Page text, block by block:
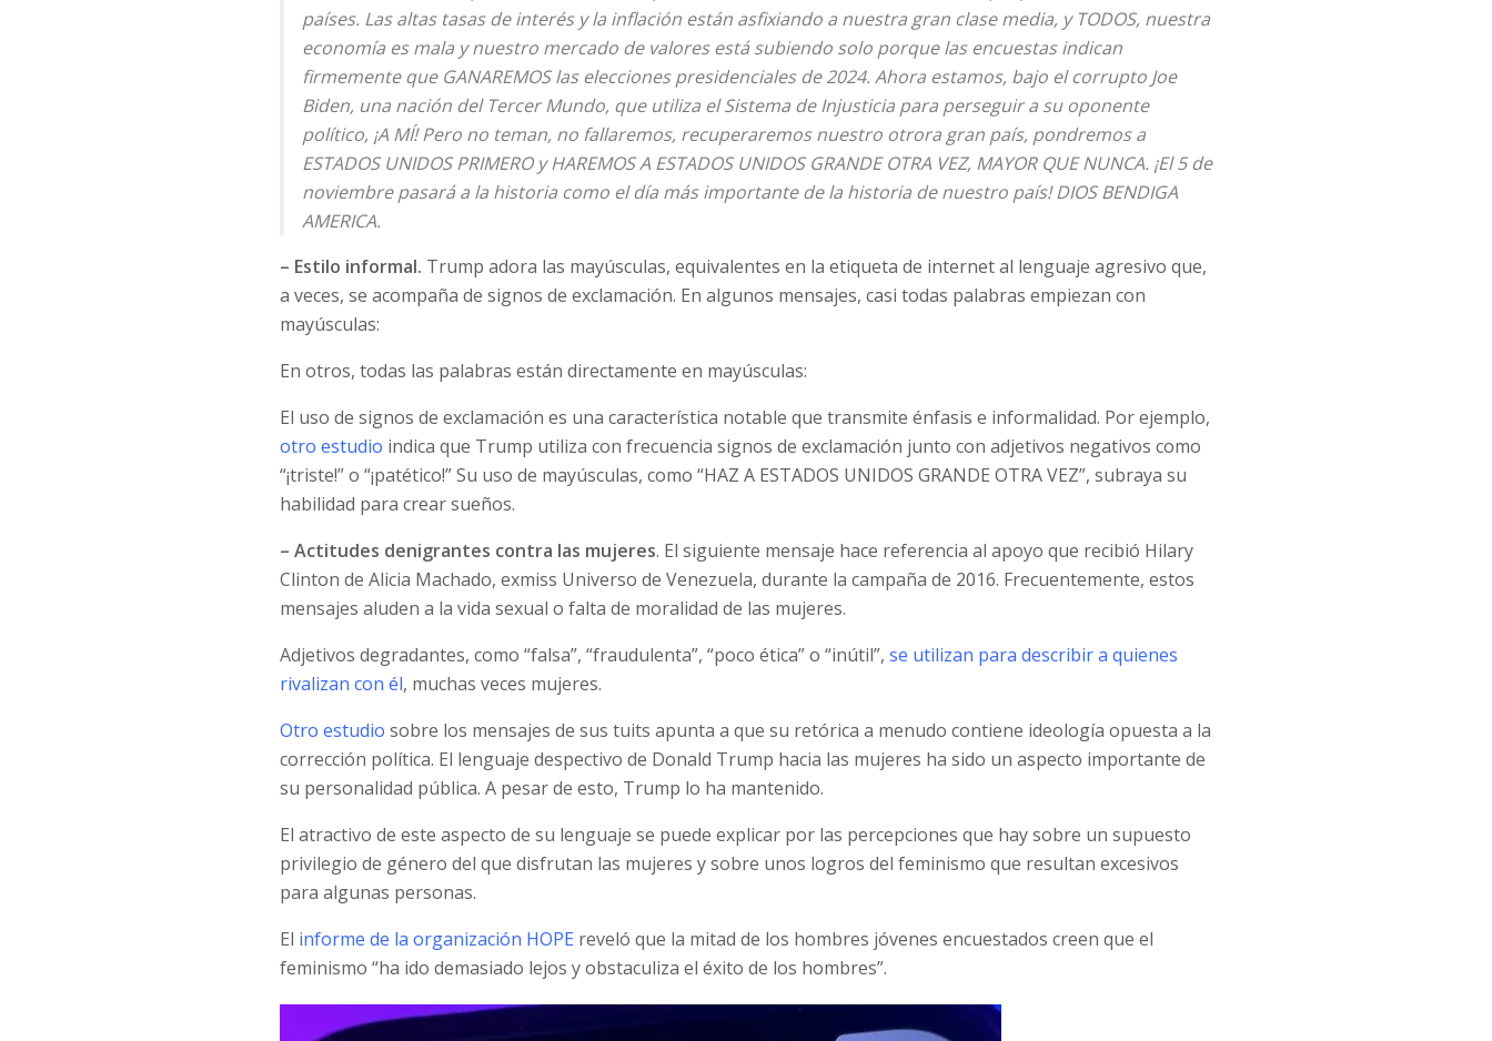
países. Las altas tasas de interés y la inflación están asfixiando a nuestra gran clase media, y TODOS, nuestra
economía es mala y nuestro mercado de valores está subiendo solo porque las encuestas indican
firmemente que GANAREMOS las elecciones presidenciales de 2024. Ahora estamos, bajo el corrupto Joe
Biden, una nación del Tercer Mundo, que utiliza el Sistema de Injusticia para perseguir a su oponente
político, ¡A MÍ! Pero no teman, no fallaremos, recuperaremos nuestro otrora gran país, pondremos a
ESTADOS UNIDOS PRIMERO y HAREMOS A ESTADOS UNIDOS GRANDE OTRA VEZ, MAYOR QUE NUNCA. ¡El 5 de
noviembre pasará a la historia como el día más importante de la historia de nuestro país! DIOS BENDIGA
AMERICA.
– Estilo informal. Trump adora las mayúsculas, equivalentes en la etiqueta de internet al lenguaje agresivo que,
a veces, se acompaña de signos de exclamación. En algunos mensajes, casi todas palabras empiezan con
mayúsculas:
En otros, todas las palabras están directamente en mayúsculas:
El uso de signos de exclamación es una característica notable que transmite énfasis e informalidad. Por ejemplo,
otro estudio indica que Trump utiliza con frecuencia signos de exclamación junto con adjetivos negativos como
“¡triste!” o “¡patético!” Su uso de mayúsculas, como “HAZ A ESTADOS UNIDOS GRANDE OTRA VEZ”, subraya su
habilidad para crear sueños.
– Actitudes denigrantes contra las mujeres. El siguiente mensaje hace referencia al apoyo que recibió Hilary
Clinton de Alicia Machado, exmiss Universo de Venezuela, durante la campaña de 2016. Frecuentemente, estos
mensajes aluden a la vida sexual o falta de moralidad de las mujeres.
Adjetivos degradantes, como “falsa”, “fraudulenta”, “poco ética” o “inútil”, se utilizan para describir a quienes
rivalizan con él, muchas veces mujeres.
Otro estudio sobre los mensajes de sus tuits apunta a que su retórica a menudo contiene ideología opuesta a la
corrección política. El lenguaje despectivo de Donald Trump hacia las mujeres ha sido un aspecto importante de
su personalidad pública. A pesar de esto, Trump lo ha mantenido.
El atractivo de este aspecto de su lenguaje se puede explicar por las percepciones que hay sobre un supuesto
privilegio de género del que disfrutan las mujeres y sobre unos logros del feminismo que resultan excesivos
para algunas personas.
El informe de la organización HOPE reveló que la mitad de los hombres jóvenes encuestados creen que el
feminismo “ha ido demasiado lejos y obstaculiza el éxito de los hombres”.